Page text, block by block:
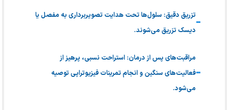
تزریق دقیق: سلول‌ها تحت هدایت تصویربرداری به مفصل یا
دیسک تزریق می‌شوند.
مراقبت‌های پس از درمان: استراحت نسبی، پرهیز از
فعالیت‌های سنگین و انجام تمرینات فیزیوتراپی توصیه
می‌شود.